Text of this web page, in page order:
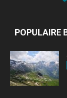
POPULAIRE